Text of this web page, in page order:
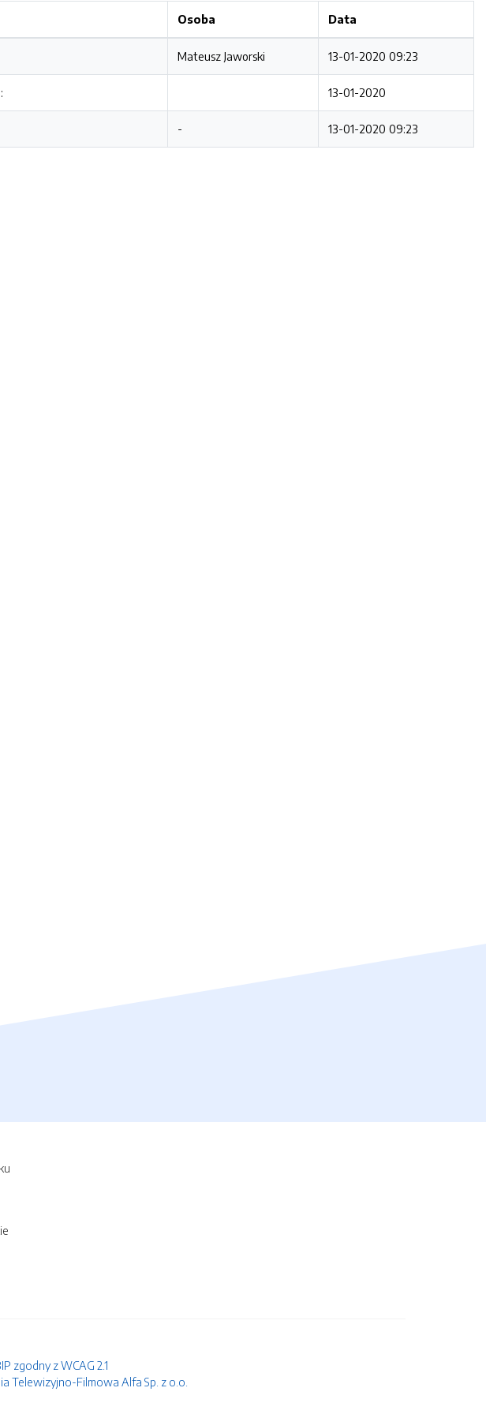
Osoba Data
Mateusz Jaworski 13-01-2020 09:23
13-01-2020
- 13-01-2020 09:23
zgodny z WCAG 2.1
Telewizyjno-Filmowa Alfa Sp. z o.o.